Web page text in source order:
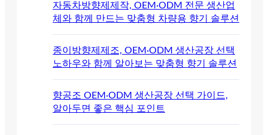
자동차방향제제작, OEM·ODM 전문 생산업
체와 함께 만드는 맞춤형 차량용 향기 솔루션
종이방향제제조, OEM·ODM 생산공장 선택
노하우와 함께 알아보는 맞춤형 향기 솔루션
향공조 OEM·ODM 생산공장 선택 가이드,
알아두면 좋은 핵심 포인트